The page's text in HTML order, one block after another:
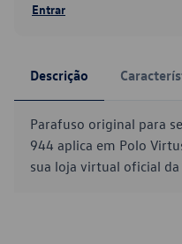
Entrar
Descrição
Parafuso original para
944 aplica em Polo
sua loja virtual oficial da